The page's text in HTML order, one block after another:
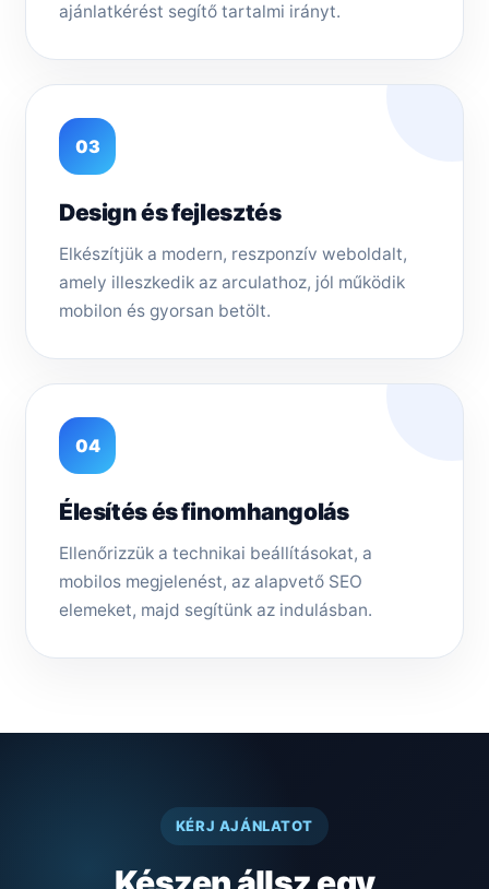
ajánlatkérést segítő tartalmi irányt.
03
Design és fejlesztés
Elkészítjük a modern, reszponzív weboldalt,
amely illeszkedik az arculathoz, jól működik
mobilon és gyorsan betölt.
04
Élesítés és finomhangolás
Ellenőrizzük a technikai beállításokat, a
mobilos megjelenést, az alapvető SEO
elemeket, majd segítünk az indulásban.
KÉRJ AJÁNLATOT